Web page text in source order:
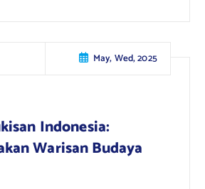
May, Wed, 2025
Indonesia:
Warisan Budaya